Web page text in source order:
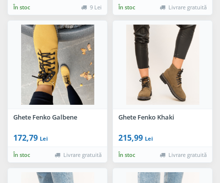
În stoc 9 Lei În stoc Livrare gratuită
Ghete Fenko Galbene
172,79 Lei
În stoc Livrare gratuită
Ghete Fenko Khaki
215,99 Lei
În stoc Livrare gratuită